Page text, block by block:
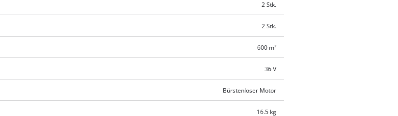
Google Maps laden zu können!
the site with their CMP to add this content
2 Stk.
2 Stk.
600 m²
36 V
Bürstenloser Motor
16.5 kg